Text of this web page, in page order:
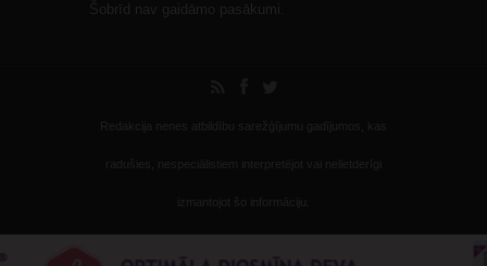
Šobrīd nav gaidāmo pasākumi.
Redakcija nenes atbildību sarežģījumu gadījumos, kas